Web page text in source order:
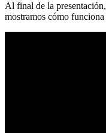
Al final de la
mostramos cómo